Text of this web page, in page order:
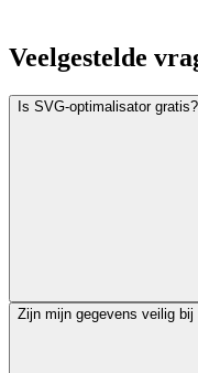
Veelgestelde
Is SVG-optimalisator gratis?
Zijn mijn gegevens veilig